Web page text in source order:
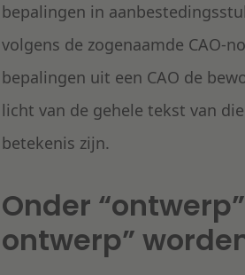
bepalingen in
volgens de zogenaamde CAO-
bepalingen uit een CAO de
licht van de gehele tekst van
betekenis zijn.
Onder
ontwerp”